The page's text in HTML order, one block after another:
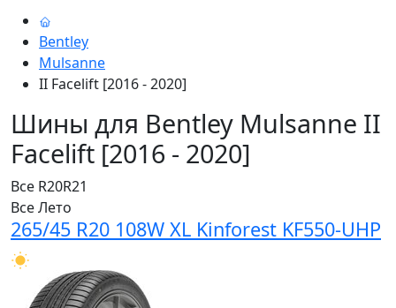
Bentley
Mulsanne
II Facelift [2016 - 2020]
Шины для Bentley Mulsanne II
Facelift [2016 - 2020]
Все R20R21
ВсеЛето
265/45 R20 108W XL Kinforest KF550-UHP